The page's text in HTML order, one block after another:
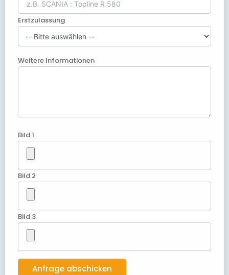
Erstzulassung
Weitere Informationen
Bild 1
Bild 2
Bild 3